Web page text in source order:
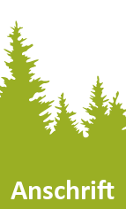
Anschrift